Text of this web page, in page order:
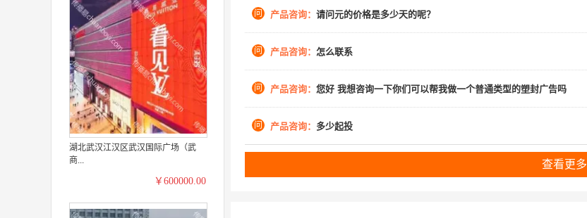
湖北武汉江汉区武汉国际广场（武
商...
￥600000.00
问 产品咨询： 请问元的价格是多少天的呢？
问 产品咨询： 怎么联系
问 产品咨询： 您好 我想咨询一下你们可以帮我做一个普通类型的塑封广告吗
问 产品咨询： 多少起投
查看更多